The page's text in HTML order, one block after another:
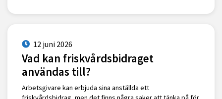
12 juni 2026
Vad kan friskvårdsbidraget
användas till?
Arbetsgivare kan erbjuda sina anställda ett